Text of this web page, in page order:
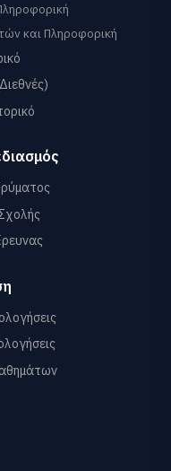
και Πληροφορική